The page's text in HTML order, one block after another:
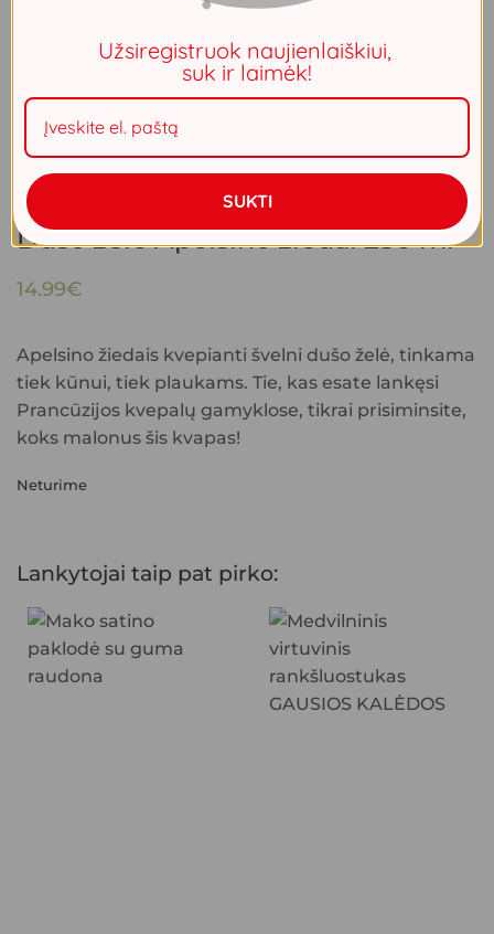
Dušo želė Apelsino žiedai 250 ml
14.99€
Apelsino žiedais kvepianti švelni dušo želė, tinkama
tiek kūnui, tiek plaukams. Tie, kas esate lankęsi
Prancūzijos kvepalų gamyklose, tikrai prisiminsite,
koks malonus šis kvapas!
Neturime
Lankytojai taip pat pirko:
Užsiregistruok naujienlaiškiui,
suk ir laimėk!
SUKTI